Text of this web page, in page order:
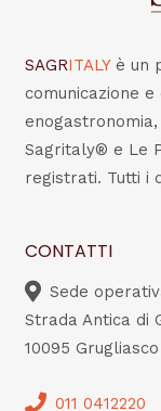
SAGRITALY è un
comunicazione
Sagritaly® e Le
registrati. Tutti i
CONTATTI
Sede
Strada Antica di
10095 Grugliasco
011 0412220